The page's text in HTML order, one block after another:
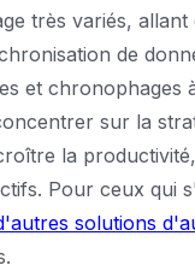
très variés,
de
et chronophages
sur la
la
Pour ceux qui
solutions